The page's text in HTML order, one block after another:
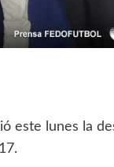
este lunes la